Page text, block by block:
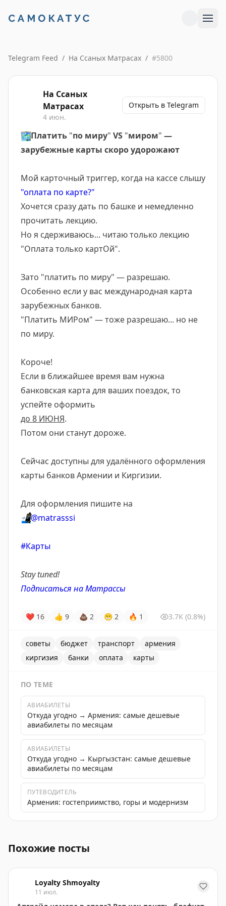
Telegram Feed / На Ссаных Матрасах / #5800
На Ссаных
Матрасах
4 июн.
Открыть в Telegram
🗺️Платить "по миру" VS "миром" —
зарубежные карты скоро удорожают
Мой карточный триггер, когда на кассе слышу
"оплата по карте?"
Хочется сразу дать по башке и немедленно
прочитать лекцию.
Но я сдерживаюсь... читаю только лекцию
"Оплата только картОй".
Зато "платить по миру" — разрешаю.
Особенно если у вас международная карта
зарубежных банков.
"Платить МИРом" — тоже разрешаю... но не
по миру.
Короче!
Если в ближайшее время вам нужна
банковская карта для ваших поездок, то
успейте оформить
до 8 ИЮНЯ.
Потом они станут дороже.
Сейчас доступны для удалённого оформления
карты банков Армении и Киргизии.
Для оформления пишите на
📲@matrasssi
#Карты
Stay tuned!
Подписаться на Матрассы
❤ 16 👍 9 💩 2 😁 2 🔥 1 3.7K (0.8%)
советы бюджет транспорт
армения
киргизия
банки оплата карты
ПО ТЕМЕ
АВИАБИЛЕТЫ
Откуда угодно → Армения: самые дешевые
авиабилеты по месяцам
АВИАБИЛЕТЫ
Откуда угодно → Кыргызстан: самые дешевые
авиабилеты по месяцам
ПУТЕВОДИТЕЛЬ
Армения: гостеприимство, горы и модернизм
Похожие посты
Loyalty Shmoyalty
11 июл.